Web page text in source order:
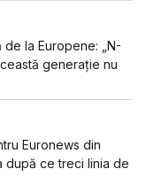
la Europene: „N-
generație nu
Euronews din
după ce treci linia de